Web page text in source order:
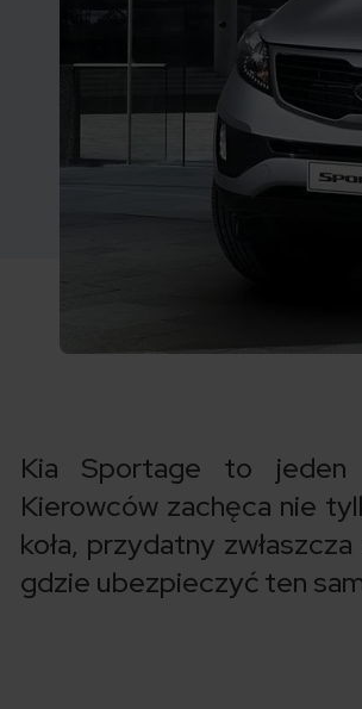
Kia Sportage to jeden
Kierowców zachęca nie
koła, przydatny
gdzie ubezpieczyć ten